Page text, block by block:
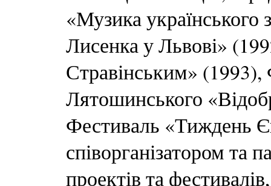
«Музика
Лисенка у Львові»
Стравінським»
Лятошинського
Фестиваль «Тиждень
співорганізатором та
проектів та